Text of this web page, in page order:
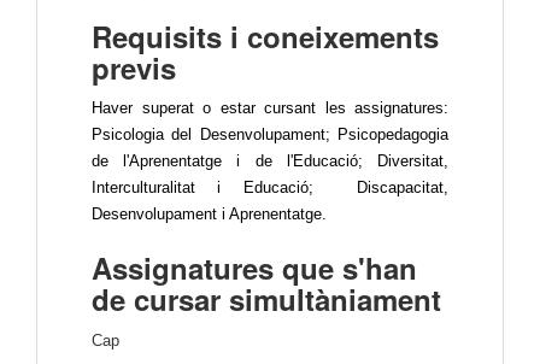
Requisits i coneixements
previs
Haver superat o estar cursant les assignatures:
Psicologia del Desenvolupament; Psicopedagogia
de l'Aprenentatge i de l'Educació; Diversitat,
Interculturalitat i Educació; Discapacitat,
Desenvolupament i Aprenentatge.
Assignatures que s'han
de cursar simultàniament
Cap